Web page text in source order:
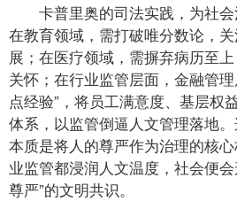
卡普里奥的司法实践，为社会
在教育领域，需打破唯分数论，
展；在医疗领域，需摒弃病历至
关怀；在行业监管层面，金融管
点经验”，将员工满意度、基层权
体系，以监管倒逼人文管理落地。
本质是将人的尊严作为治理的核
业监管都浸润人文温度，社会便
尊严”的文明共识。